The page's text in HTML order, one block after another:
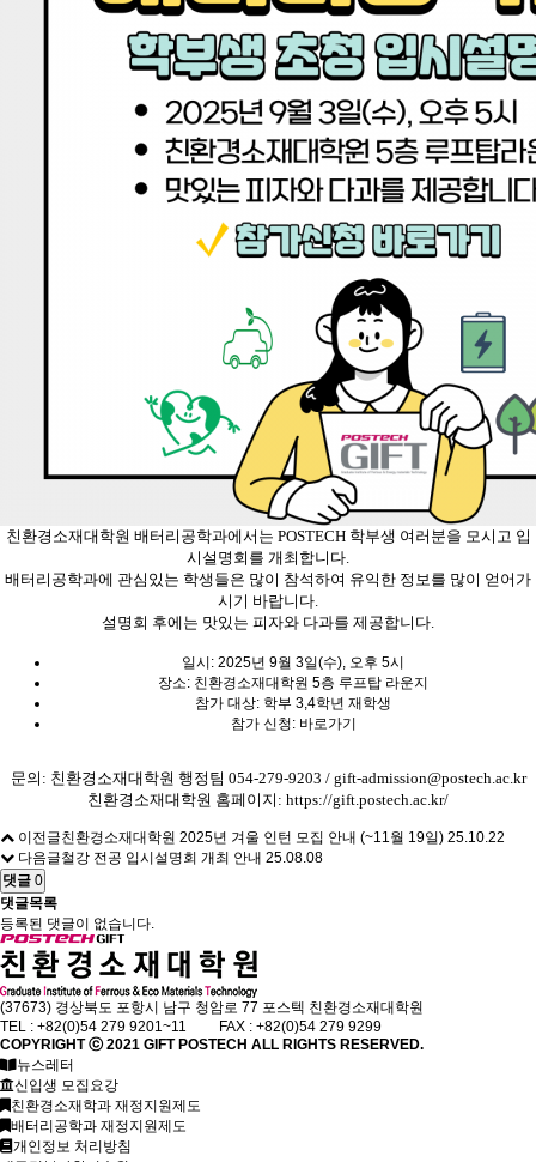
친환경소재대학원 배터리공학과에서는 POSTECH 학부생 여러분을 모시고 입
시설명회를 개최합니다.
배터리공학과에 관심있는 학생들은 많이 참석하여 유익한 정보를 많이 얻어가
시기 바랍니다.
설명회 후에는 맛있는 피자와 다과를 제공합니다.
일시 : 2025년 9월 3일(수), 오후 5시
장소: 친환경소재대학원 5층 루프탑 라운지
참가 대상: 학부 3,4학년 재학생
참가 신청: 바로가기
문의 : 친환경소재대학원 행정팀 054-279-9203 / gift-admission@postech.ac.kr
친환경소재대학원 홈페이지 : https://gift.postech.ac.kr/
이전글친환경소재대학원 2025년 겨울 인턴 모집 안내 (~11월 19일) 25.10.22
다음글철강 전공 입시설명회 개최 안내 25.08.08
댓글 0
댓글목록
등록된 댓글이 없습니다.
(37673) 경상북도 포항시 남구 청암로 77 포스텍 친환경소재대학원
TEL : +82(0)54 279 9201~11 FAX : +82(0)54 279 9299
COPYRIGHT ⓒ 2021 GIFTPOSTECH ALL RIGHTS RESERVED.
뉴스레터
신입생 모집요강
친환경소재학과 재정지원제도
배터리공학과 재정지원제도
개인정보 처리방침